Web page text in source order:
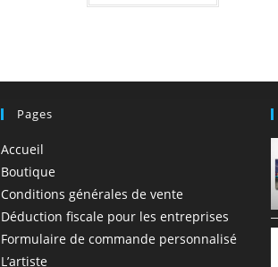
Pages
Accueil
Boutique
Conditions générales de vente
Déduction fiscale pour les entreprises
Formulaire de commande personnalisé
L’artiste